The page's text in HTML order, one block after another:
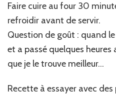
Faire cuire au four 30
refroidir avant de servir.
Question de goût : quand
et a passé quelques heures
que je le trouve meilleur…
Recette à essayer avec